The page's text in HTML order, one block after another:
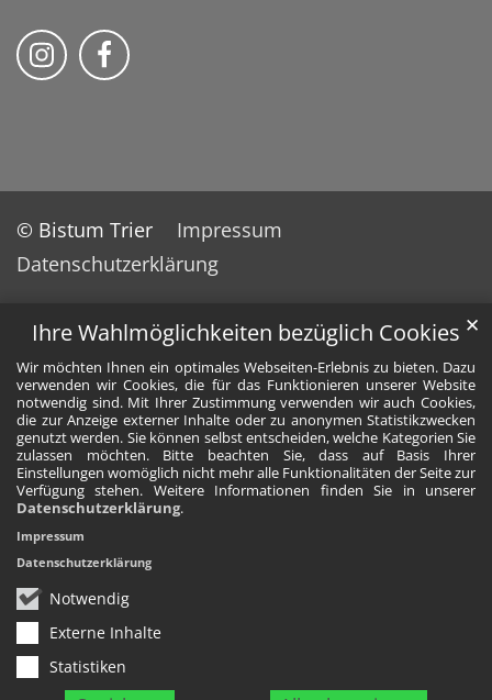
Ihre Wahlmöglichkeiten bezüglich Cookies
Wir möchten Ihnen ein optimales Webseiten-Erlebnis zu bieten. Dazu
verwenden wir Cookies, die für das Funktionieren unserer Website
notwendig sind. Mit Ihrer Zustimmung verwenden wir auch Cookies,
die zur Anzeige externer Inhalte oder zu anonymen Statistikzwecken
genutzt werden. Sie können selbst entscheiden, welche Kategorien Sie
zulassen möchten. Bitte beachten Sie, dass auf Basis Ihrer
Einstellungen womöglich nicht mehr alle Funktionalitäten der Seite zur
Verfügung stehen. Weitere Informationen finden Sie in unserer
Datenschutzerklärung.
Notwendig
Externe Inhalte
Statistiken
✕
Impressum
Datenschutzerklärung
Bistum Trier auf Instragram
Bistum Trier auf Facebook
© Bistum Trier
Impressum
Datenschutzerklärung